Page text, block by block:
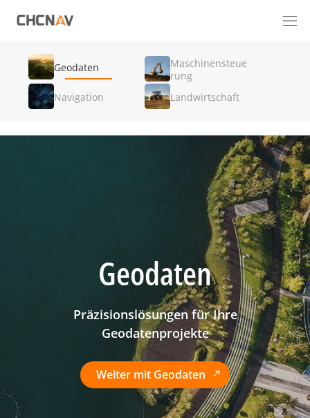
Geodaten
Maschinensteue
rung
Navigation
Landwirtschaft
Geodaten
Präzisionslösungen für Ihre
Geodatenprojekte
Weiter mit Geodaten